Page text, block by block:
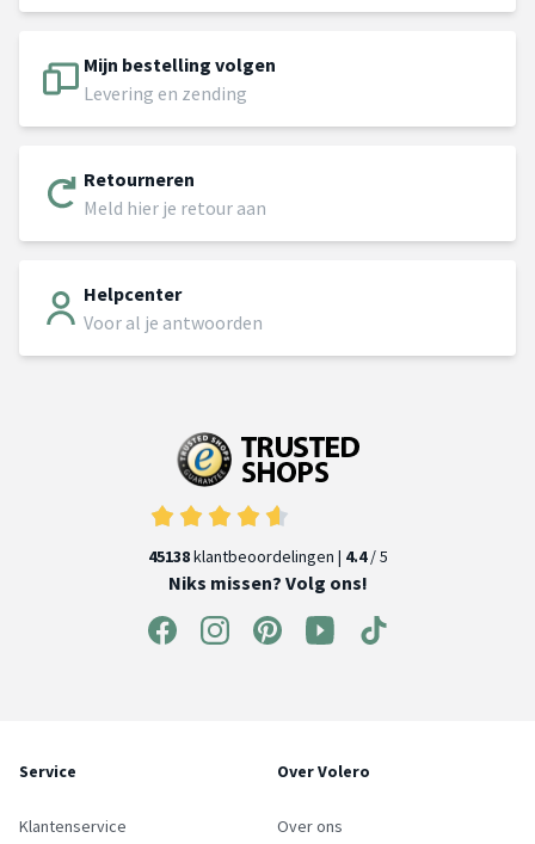
Mijn bestelling volgen
Levering en zending
Retourneren
Meld hier je retour aan
Helpcenter
Voor al je antwoorden
45138klantbeoordelingen | 4.4/ 5
Niks missen? Volg ons!
Service
Klantenservice
Over Volero
Over ons